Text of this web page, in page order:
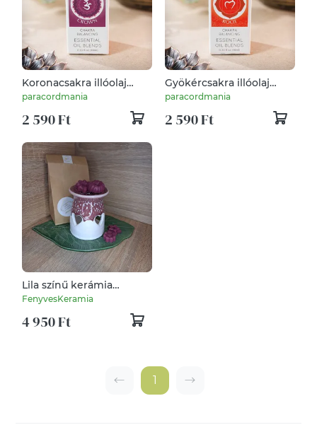
Koronacsakra illóolaj
keverék
paracordmania
2 590 Ft
Gyökércsakra illóolaj
keverék
paracordmania
2 590 Ft
Lila színű kerámia
párologtató
FenyvesKeramia
4 950 Ft
1